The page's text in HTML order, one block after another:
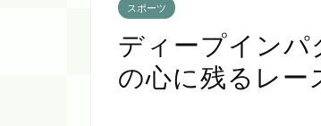
スポーツ
ディープインパ
の心に残るレー